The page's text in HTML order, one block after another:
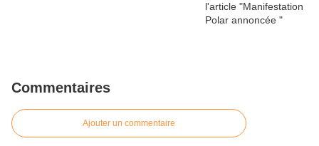
Commentaires
Ajouter un commentaire